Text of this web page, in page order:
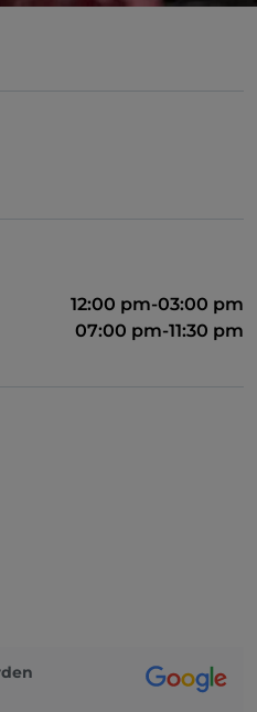
12:00 pm-03:00 pm
07:00 pm-11:30 pm